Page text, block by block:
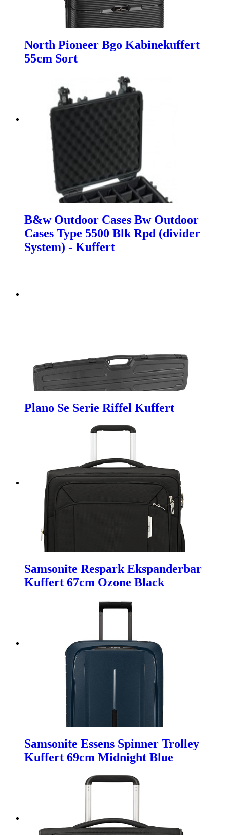
North Pioneer Bgo Kabinekuffert
55cm Sort
B&w Outdoor Cases Bw Outdoor
Cases Type 5500 Blk Rpd (divider
System) - Kuffert
Plano Se Serie Riffel Kuffert
Samsonite Respark Ekspanderbar
Kuffert 67cm Ozone Black
Samsonite Essens Spinner Trolley
Kuffert 69cm Midnight Blue